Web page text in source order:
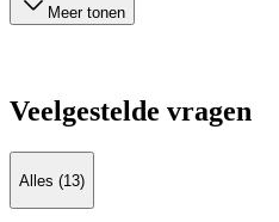
Meer tonen
Veelgestelde vragen
Alles (13)